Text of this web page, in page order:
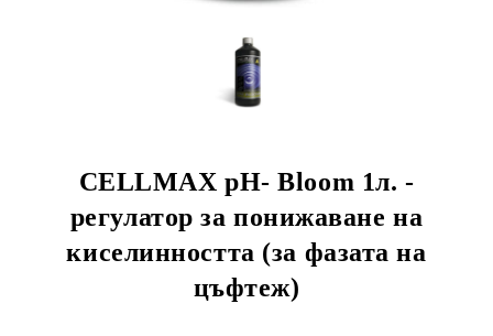
CELLMAX pH- Bloom 1л. -
регулатор за понижаване на
киселинността (за фазата на
цъфтеж)